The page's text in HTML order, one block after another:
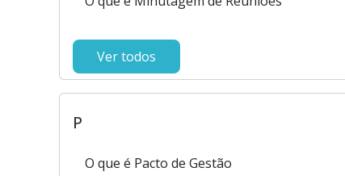
Ver todos
P
O que é Pacto de Gestão